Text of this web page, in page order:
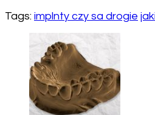
Tags: implnty czy sa drogie
Navigation